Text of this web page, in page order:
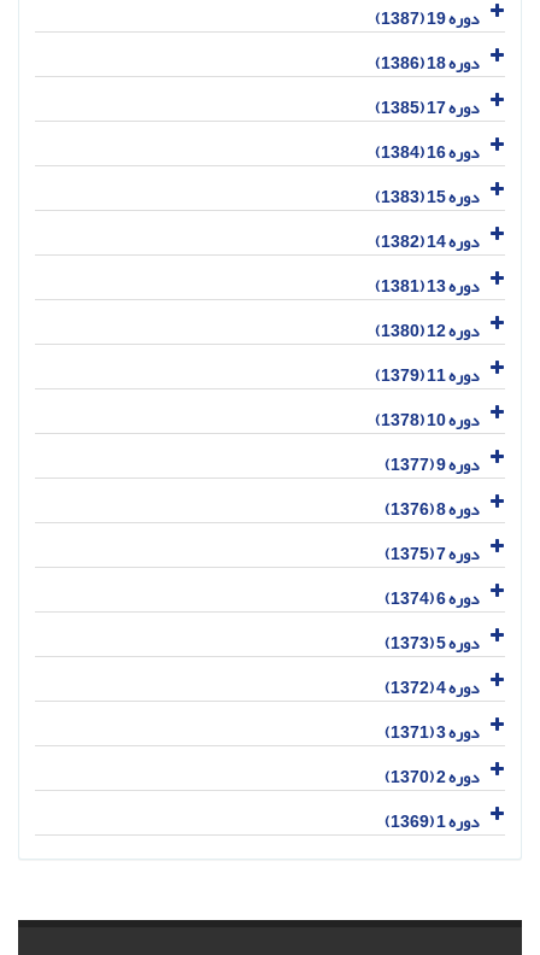
دوره 19 (1387)
دوره 18 (1386)
دوره 17 (1385)
دوره 16 (1384)
دوره 15 (1383)
دوره 14 (1382)
دوره 13 (1381)
دوره 12 (1380)
دوره 11 (1379)
دوره 10 (1378)
دوره 9 (1377)
دوره 8 (1376)
دوره 7 (1375)
دوره 6 (1374)
دوره 5 (1373)
دوره 4 (1372)
دوره 3 (1371)
دوره 2 (1370)
دوره 1 (1369)